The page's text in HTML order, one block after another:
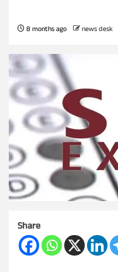
8 months ago news desk
Share